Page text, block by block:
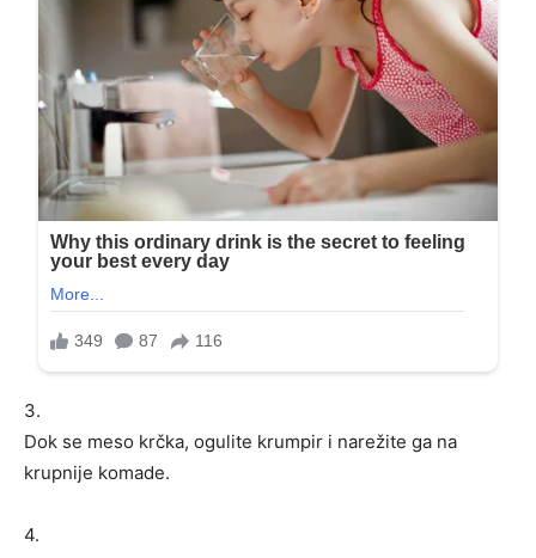
3.
Dok se meso krčka, ogulite krumpir i narežite ga na
krupnije komade.
4.